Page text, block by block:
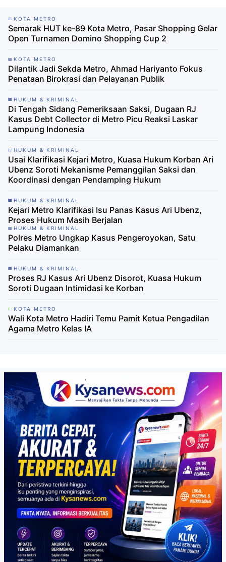
KOTA METRO
​Semarak HUT ke-89 Kota Metro, Pasar Shopping Gelar
Open Turnamen Domino Shopping Cup 2
KOTA METRO
Dilantik Jadi Sekda Metro, Ahmad Hariyanto Fokus
Penataan Birokrasi dan Pelayanan Publik
HUKUM & KRIMINAL
Di Tengah Sidang Pemeriksaan Saksi, Dugaan RJ
Kasus Debt Collector di Metro Picu Reaksi Laskar
Lampung Indonesia
HUKUM & KRIMINAL
Usai Klarifikasi Kejari Metro, Kuasa Hukum Korban Ari
Ubenz Soroti Mekanisme Pemanggilan Saksi dan
Koordinasi dengan Pendamping Hukum
HUKUM & KRIMINAL
Kejari Metro Klarifikasi Isu Panas Kasus Ari Ubenz,
Proses Hukum Masih Berjalan
HUKUM & KRIMINAL
Polres Metro Ungkap Kasus Pengeroyokan, Satu
Pelaku Diamankan
HUKUM & KRIMINAL
Proses RJ Kasus Ari Ubenz Disorot, Kuasa Hukum
Soroti Dugaan Intimidasi ke Korban
KOTA METRO
Wali Kota Metro Hadiri Temu Pamit Ketua Pengadilan
Agama Metro Kelas IA